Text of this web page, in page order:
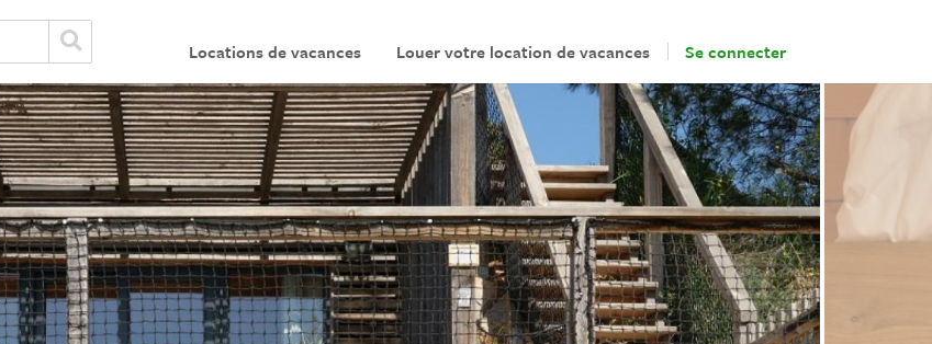
Locations de vacances Louer votre location de vacances Se connecter